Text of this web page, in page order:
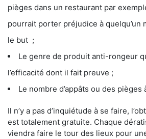
pièges dans un restaurant par
pourrait porter préjudice à quelqu’un
le but ;
Le genre de produit anti-rongeur
l’efficacité dont il fait preuve ;
Le nombre d’appâts ou des pièges
Il n’y a pas d’inquiétude à se faire,
est totalement gratuite. Chaque
viendra faire le tour des lieux pour